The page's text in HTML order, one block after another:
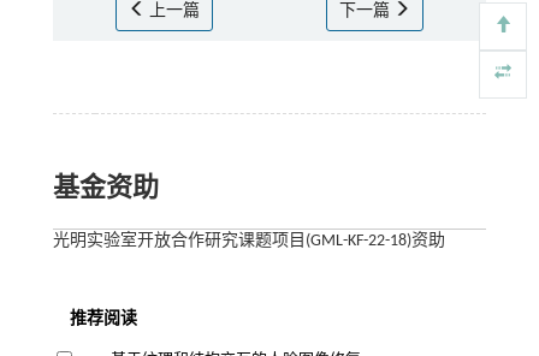
上一篇 下一篇
基金资助
光明实验室开放合作研究课题项目(GML-KF-22-18)资助